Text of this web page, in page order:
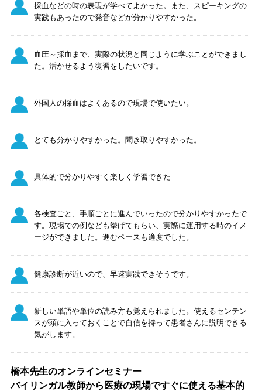
採血などの時の表現が学べてよかった。また、スピーキングの
実践もあったので発音などが分かりやすかった。
血圧～採血まで、実際の状況と同じように学ぶことができまし
た。活かせるよう復習をしたいです。
外国人の採血はよくあるので現場で使いたい。
とても分かりやすかった。聞き取りやすかった。
具体的で分かりやすく楽しく学習できた
各検査ごと、手順ごとに進んでいったので分かりやすかったで
す。現場での例なども挙げてもらい、実際に運用する時のイメ
ージができました。進むペースも適度でした。
健康診断が近いので、早速実践できそうです。
新しい単語や単位の読み方も覚えられました。使えるセンテン
スが頭に入っておくことで自信を持って患者さんに説明できる
気がします。
橋本先生のオンラインセミナー
バイリンガル教師から医療の現場ですぐに使える基本的